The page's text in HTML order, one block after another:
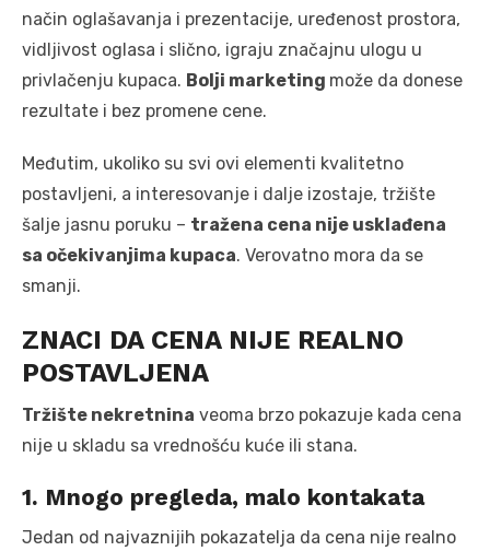
način oglašavanja i prezentacije, uređenost prostora,
vidljivost oglasa i slično, igraju značajnu ulogu u
privlačenju kupaca. Bolji marketing može da donese
rezultate i bez promene cene.
Međutim, ukoliko su svi ovi elementi kvalitetno
postavljeni, a interesovanje i dalje izostaje, tržište
šalje jasnu poruku – tražena cena nije usklađena
sa očekivanjima kupaca. Verovatno mora da se
smanji.
ZNACI DA CENA NIJE REALNO
POSTAVLJENA
Tržište nekretnina veoma brzo pokazuje kada cena
nije u skladu sa vrednošću kuće ili stana.
1. Mnogo pregleda, malo kontakata
Jedan od najvaznijih pokazatelja da cena nije realno